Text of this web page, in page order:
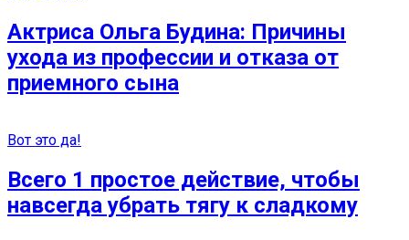
Актриса Ольга Будина: Причины
ухода из профессии и отказа от
приемного сына
Вот это да!
Всего 1 простое действие, чтобы
навсегда убрать тягу к сладкому